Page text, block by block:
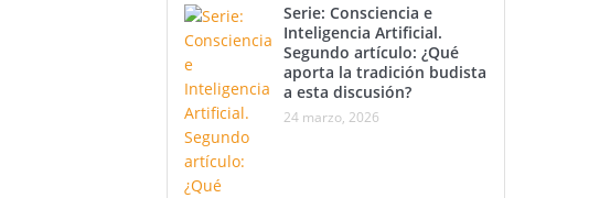
Serie: Consciencia e
Inteligencia Artificial.
Segundo artículo: ¿Qué
aporta la tradición budista
a esta discusión?
24 marzo, 2026